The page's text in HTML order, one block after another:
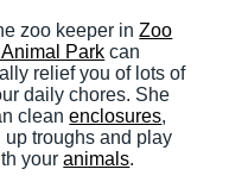
zoo keeper inZoo
Animal Park can
relief you of lots of
daily chores. She
cleanenclosures,
up troughs and play
youranimals.